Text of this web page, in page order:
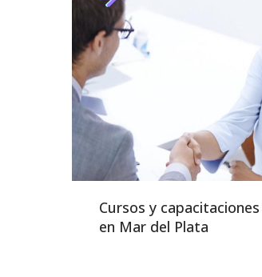
Cursos y
en Mar del Plata